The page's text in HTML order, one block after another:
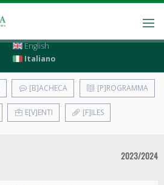
English
Italiano
[B]ACHECA [P]ROGRAMMA
E[V]ENTI [F]ILES
2023/2024